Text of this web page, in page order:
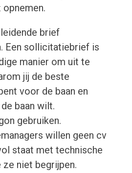
brief
Een sollicitatiebrief is
manier om uit te
jij de beste
voor de baan en
baan wilt.
gebruiken.
willen geen cv
staat met technische
niet begrijpen.